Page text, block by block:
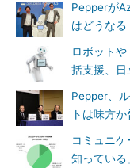
Pepperが
はどうなる
ロボット
括支援、日
Pepper、
トは味方か
コミュニ
知っている